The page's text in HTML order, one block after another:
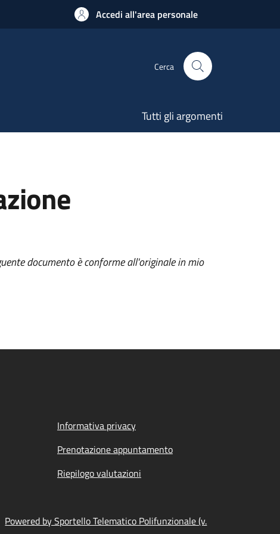
Accedi all'area personale
Cerca
Tutti gli argomenti
documento è conforme all'originale in mio
Informativa privacy
Prenotazione appuntamento
Riepilogo valutazioni
Powered by Sportello Telematico Polifunzionale (v.